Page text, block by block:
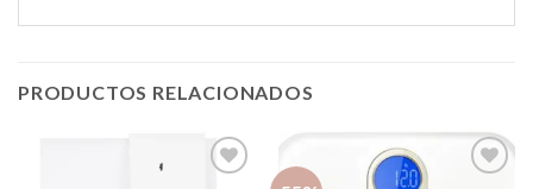
PRODUCTOS RELACIONADOS